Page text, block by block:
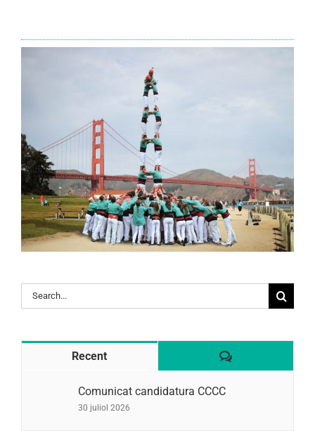
Search
for:
Recent Comentaris
Comunicat candidatura CCCC
30 juliol 2026